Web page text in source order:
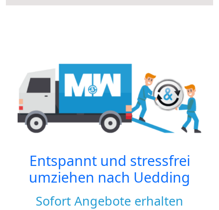
Entspannt und stressfrei
umziehen nach Uedding
Sofort Angebote erhalten